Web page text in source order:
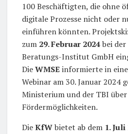
100 Beschäftigten, die ohne
digitale Prozesse nicht oder
einführen könnten.
zum 29. Februar 2024bei
Beratungs-Institut GmbH
DieWMSE informierte in
Webinar am 30. Januar 2024
Ministerium und der TBI über
Fördermöglichkeiten.
DieKfWbietet ab dem 1. Juli